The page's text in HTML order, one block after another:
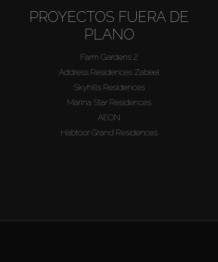
PROYECTOS FUERA DE
PLANO
Farm Gardens 2
Address Residences Zabeel
Skyhills Residences
Marina Star Residences
AEON
Habtoor Grand Residences